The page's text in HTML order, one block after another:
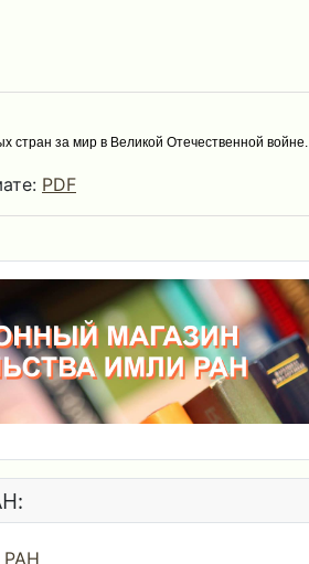
стран за мир в Великой Отечественной войне.
PDF
РАН